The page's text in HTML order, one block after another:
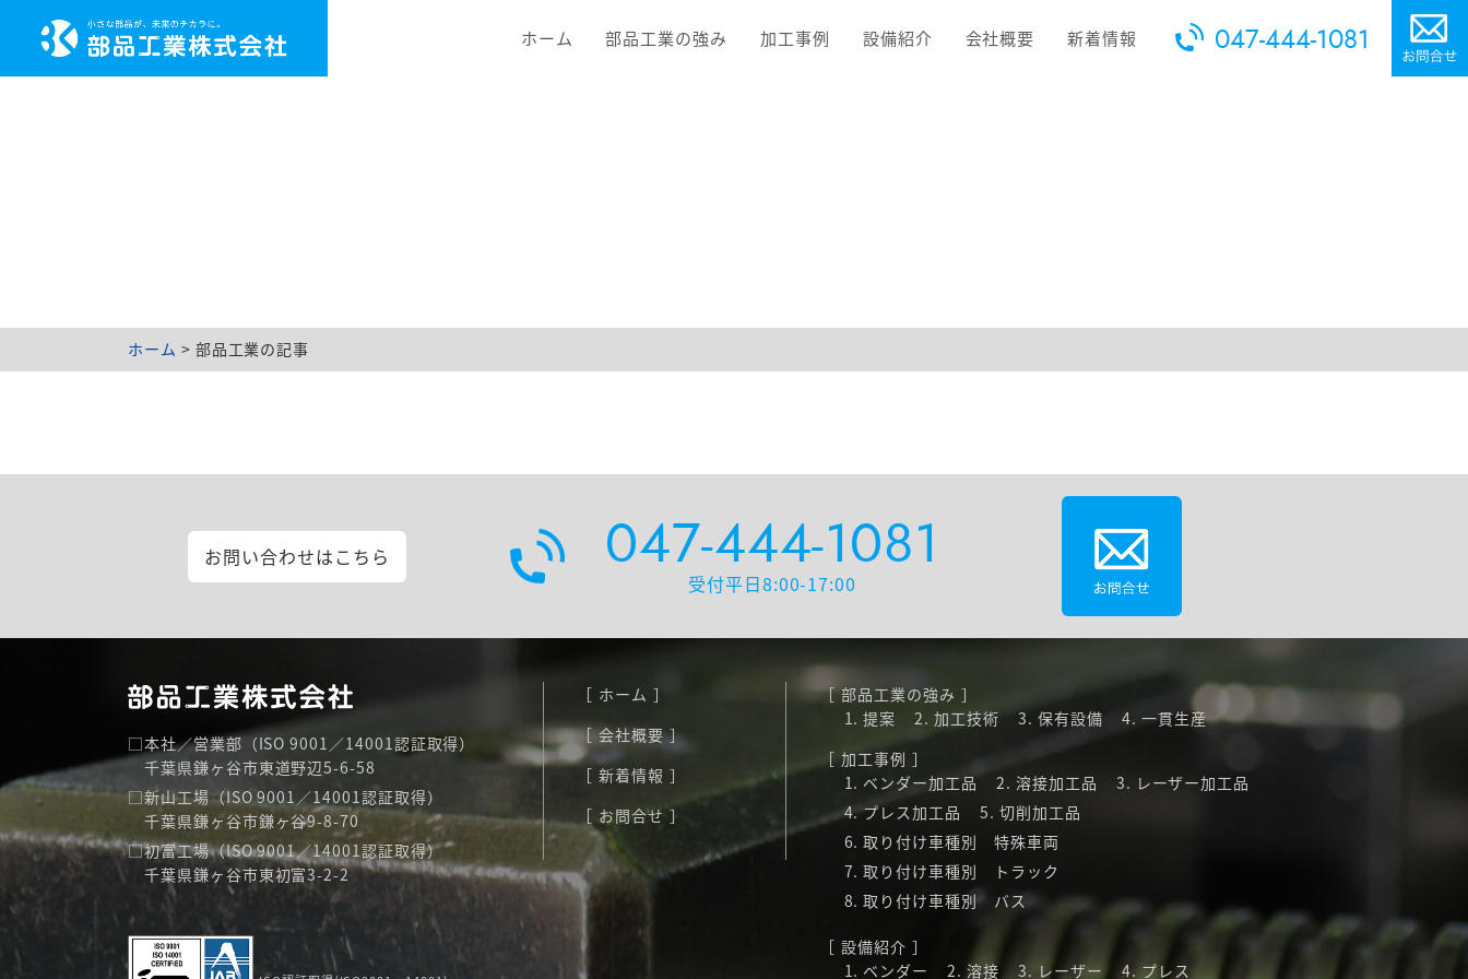
ホーム 部品工業の強み 加工事例 設備紹介 会社概要 新着情報 047-444-1081
ホーム > 部品工業の記事
お問い合わせはこちら 047-444-1081
受付平日8:00-17:00
本社／営業部（ISO 9001／14001認証取得）
千葉県鎌ヶ谷市東道野辺5-6-58
新山工場（ISO 9001／14001認証取得）
千葉県鎌ヶ谷市鎌ヶ谷9-8-70
初富工場（ISO 9001／14001認証取得）
千葉県鎌ヶ谷市東初富3-2-2
ホーム
会社概要
新着情報
お問合せ
部品工業の強み
提案
加工技術 保有設備
一貫生産
加工事例
ベンダー加工品
溶接加工品
レーザー加工品
プレス加工品
切削加工品
取り付け車種別 特殊車両
取り付け車種別 トラック
取り付け車種別 バス
設備紹介
ベンダー
溶接 レーザー プレス